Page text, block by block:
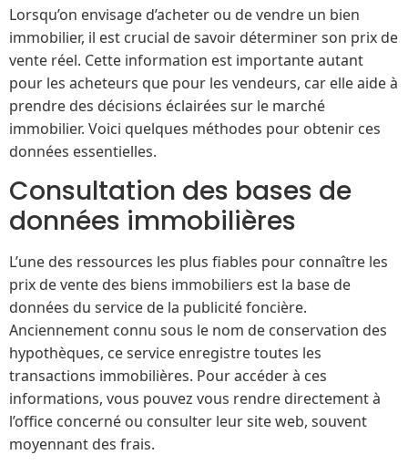
Lorsqu’on envisage d’acheter ou de vendre un bien
immobilier, il est crucial de savoir déterminer son prix de
vente réel. Cette information est importante autant
pour les acheteurs que pour les vendeurs, car elle aide à
prendre des décisions éclairées sur le marché
immobilier. Voici quelques méthodes pour obtenir ces
données essentielles.
Consultation des bases de
données immobilières
L’une des ressources les plus fiables pour connaître les
prix de vente des biens immobiliers est la base de
données du service de la publicité foncière.
Anciennement connu sous le nom de conservation des
hypothèques, ce service enregistre toutes les
transactions immobilières. Pour accéder à ces
informations, vous pouvez vous rendre directement à
l’office concerné ou consulter leur site web, souvent
moyennant des frais.